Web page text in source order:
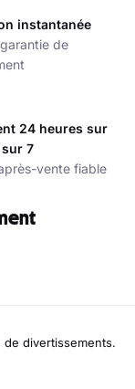
Vente rapide
?
instantanée
de